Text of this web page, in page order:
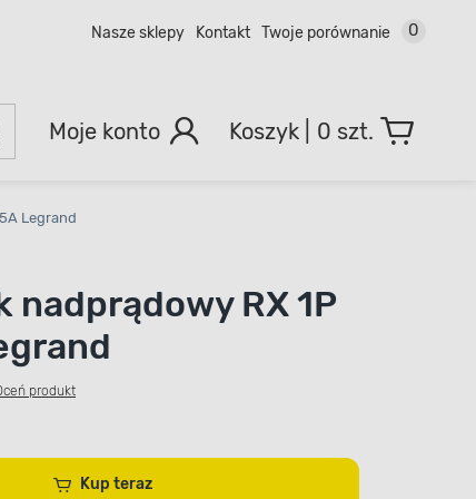
Nasze sklepy Kontakt Twoje porównanie 0
Moje konto 0 szt.
Legrand
nadprądowy RX 1P
produkt
Kup teraz